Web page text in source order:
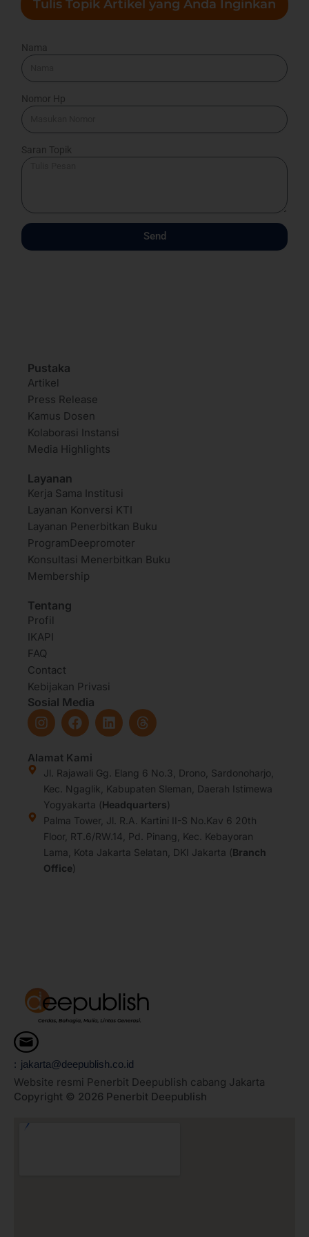
Tulis Topik Artikel yang Anda Inginkan
Nama
Nomor Hp
Saran Topik
Send
Pustaka
Artikel
Press Release
Kamus Dosen
Kolaborasi Instansi
Media Highlights
Layanan
Kerja Sama Institusi
Layanan Konversi KTI
Layanan Penerbitkan Buku
ProgramDeepromoter
Konsultasi Menerbitkan Buku
Membership
Tentang
Profil
IKAPI
FAQ
Contact
Kebijakan Privasi
Sosial Media
I
n
t
a
g
r
a
m
F
a
e
b
o
o
k
L
i
e
d
i
n
T
h
a
d
s
Alamat Kami
Jl. Rajawali Gg. Elang 6 No.3, Drono, Sardonoharjo,
Kec. Ngaglik, Kabupaten Sleman, Daerah Istimewa
Yogyakarta (Headquarters)
Palma Tower, Jl. R.A. Kartini II-S No.Kav 6 20th
Floor, RT.6/RW.14, Pd. Pinang, Kec. Kebayoran
Lama, Kota Jakarta Selatan, DKI Jakarta (Branch
Office)
: jakarta@deepublish.co.id
Website resmi Penerbit Deepublish cabang Jakarta
Copyright © 2026 Penerbit Deepublish